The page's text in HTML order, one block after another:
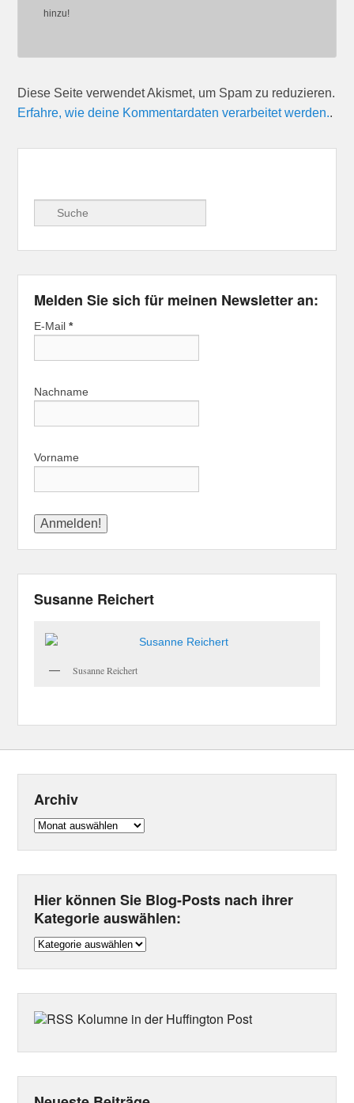
hinzu!
Diese Seite verwendet Akismet, um Spam zu reduzieren.
Erfahre, wie deine Kommentardaten verarbeitet werden..
Suche
Melden Sie sich für meinen Newsletter an:
E-Mail*
Nachname
Vorname
Susanne Reichert
Susanne Reichert
Archiv
Archiv
Hier können Sie Blog-Posts nach ihrer
Kategorie auswählen:
Hier
Blog-
Posts
Kolumne in der Huffington Post